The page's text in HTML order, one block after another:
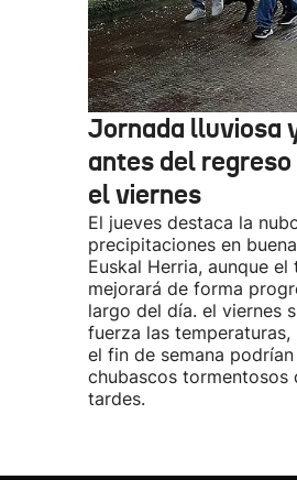
Jornada lluviosa
antes del
el viernes
El jueves destaca la
precipitaciones en
Euskal Herria, aunque el
mejorará de forma
largo del día. el viernes
fuerza las temperaturas,
el fin de semana
chubascos tormentosos
tardes.